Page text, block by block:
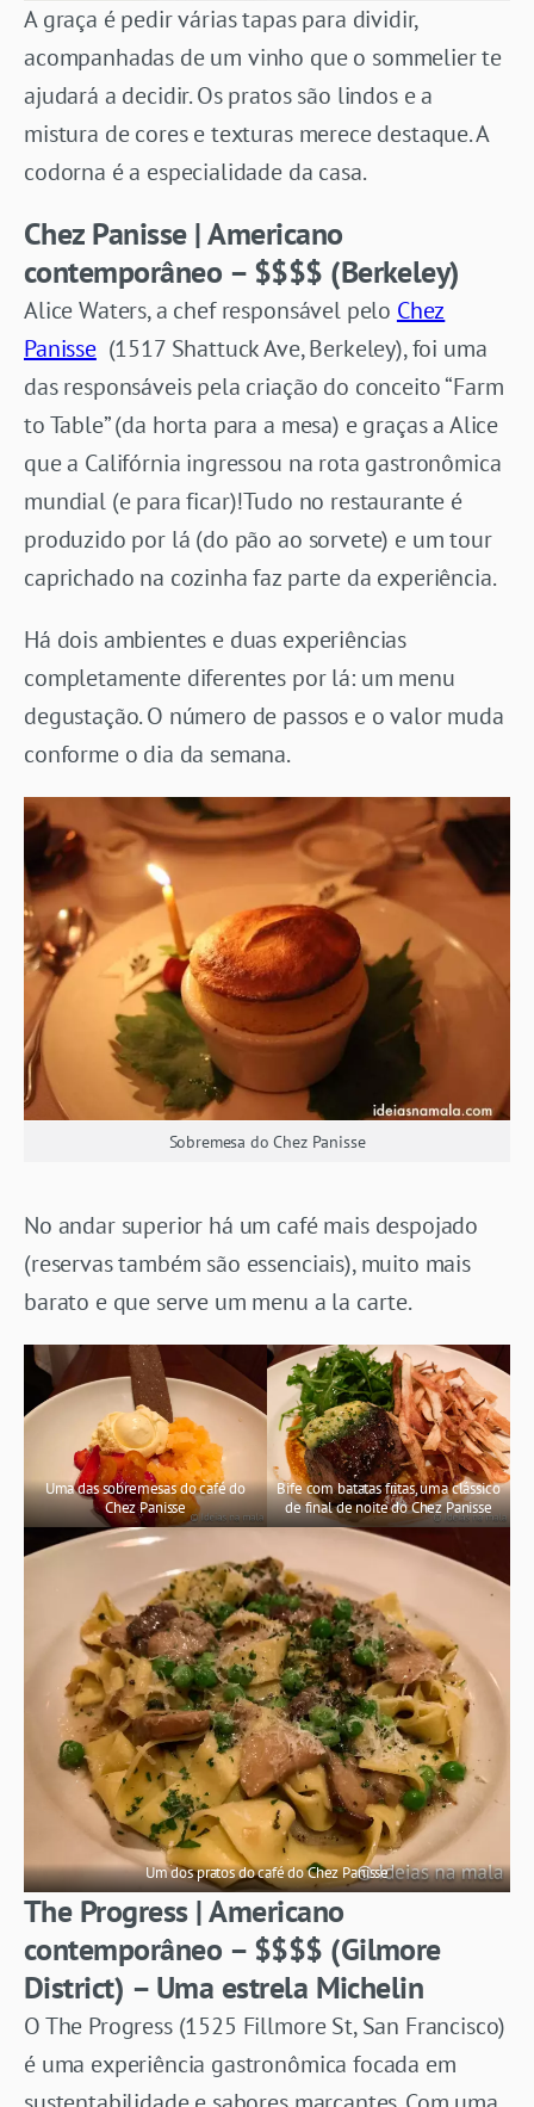
A graça é pedir várias tapas para dividir,
acompanhadas de um vinho que o sommelier te
ajudará a decidir. Os pratos são lindos e a
mistura de cores e texturas merece destaque. A
codorna é a especialidade da casa.
Chez Panisse | Americano
contemporâneo – $$$$ (Berkeley)
Alice Waters, a chef responsável pelo Chez
Panisse(1517 Shattuck Ave, Berkeley), foi uma
das responsáveis pela criação do conceito “Farm
to Table” (da horta para a mesa) e graças a Alice
que a Califórnia ingressou na rota gastronômica
mundial (e para ficar)!Tudo no restaurante é
produzido por lá (do pão ao sorvete) e um tour
caprichado na cozinha faz parte da experiência.
Há dois ambientes e duas experiências
completamente diferentes por lá: um menu
degustação. O número de passos e o valor muda
conforme o dia da semana.
Sobremesa do Chez Panisse
No andar superior há um café mais despojado
(reservas também são essenciais), muito mais
barato e que serve um menu a la carte.
Uma das sobremesas do café do
Chez Panisse
Bife com batatas fritas, uma clássico
de final de noite do Chez Panisse
Um dos pratos do café do Chez Panisse
The Progress | Americano
contemporâneo – $$$$ (Gilmore
District) – Uma estrela Michelin
O The Progress (1525 Fillmore St, San Francisco)
é uma experiência gastronômica focada em